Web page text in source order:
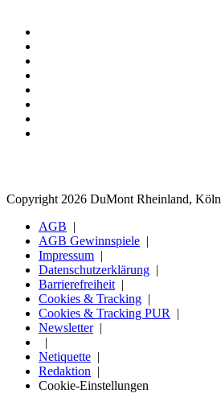
Copyright 2026 DuMont Rheinland, Köln
AGB
AGB Gewinnspiele
Impressum
Datenschutzerklärung
Barrierefreiheit
Cookies & Tracking
Cookies & Tracking PUR
Newsletter
Netiquette
Redaktion
Cookie-Einstellungen